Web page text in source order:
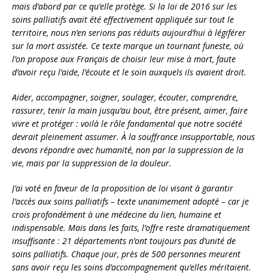
mais d’abord par ce qu’elle protège. Si la loi de 2016 sur les
soins palliatifs avait été effectivement appliquée sur tout le
territoire, nous n’en serions pas réduits aujourd’hui à légiférer
sur la mort assistée. Ce texte marque un tournant funeste, où
l’on propose aux Français de choisir leur mise à mort, faute
d’avoir reçu l’aide, l’écoute et le soin auxquels ils avaient droit.
Aider, accompagner, soigner, soulager, écouter, comprendre,
rassurer, tenir la main jusqu’au bout, être présent, aimer, faire
vivre et protéger : voilà le rôle fondamental que notre société
devrait pleinement assumer. À la souffrance insupportable, nous
devons répondre avec humanité, non par la suppression de la
vie, mais par la suppression de la douleur.
J’ai voté en faveur de la proposition de loi visant à garantir
l’accès aux soins palliatifs – texte unanimement adopté – car je
crois profondément à une médecine du lien, humaine et
indispensable. Mais dans les faits, l’offre reste dramatiquement
insuffisante : 21 départements n’ont toujours pas d’unité de
soins palliatifs. Chaque jour, près de 500 personnes meurent
sans avoir reçu les soins d’accompagnement qu’elles méritaient.